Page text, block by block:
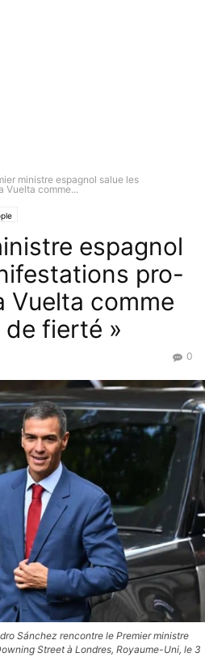
ministre espagnol salue les
Vuelta comme...
espagnol
pro-
Vuelta comme
de fierté »
0
Sánchez rencontre le Premier ministre
Street à Londres, Royaume-Uni, le 3